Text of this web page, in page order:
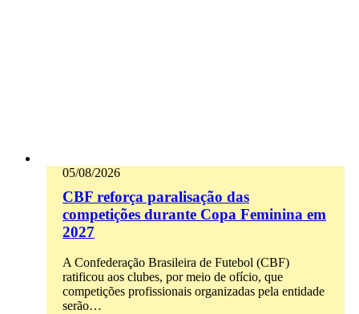
05/08/2026
CBF reforça paralisação das
competições durante Copa Feminina em
2027
A Confederação Brasileira de Futebol (CBF)
ratificou aos clubes, por meio de ofício, que
competições profissionais organizadas pela entidade
serão…